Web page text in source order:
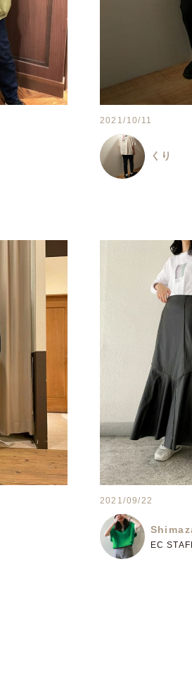
2021/10/11
くり
2021/09/22
EC